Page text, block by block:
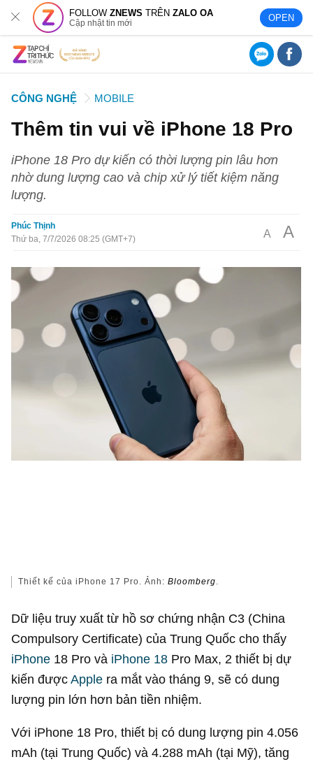
FOLLOWZNEWS TRÊNZALO OA
Cập nhật tin mới OPEN
CÔNG NGHỆ MOBILE
Thêm tin vui về iPhone 18 Pro
iPhone 18 Pro dự kiến có thời lượng pin lâu hơn
nhờ dung lượng cao và chip xử lý tiết kiệm năng
lượng.
Phúc Thịnh
Thứ ba, 7/7/2026 08:25 (GMT+7)
A A
Thiết kế của iPhone 17 Pro. Ảnh:Bloomberg.
Dữ liệu truy xuất từ hồ sơ chứng nhận C3 (China
Compulsory Certificate) của Trung Quốc cho thấy
iPhone 18 Pro và iPhone 18 Pro Max, 2 thiết bị dự
kiến đượcApple ra mắt vào tháng 9, sẽ có dung
lượng pin lớn hơn bản tiền nhiệm.
Với iPhone 18 Pro, thiết bị có dung lượng pin 4.056
mAh (tại Trung Quốc) và 4.288 mAh (tại Mỹ), tăng